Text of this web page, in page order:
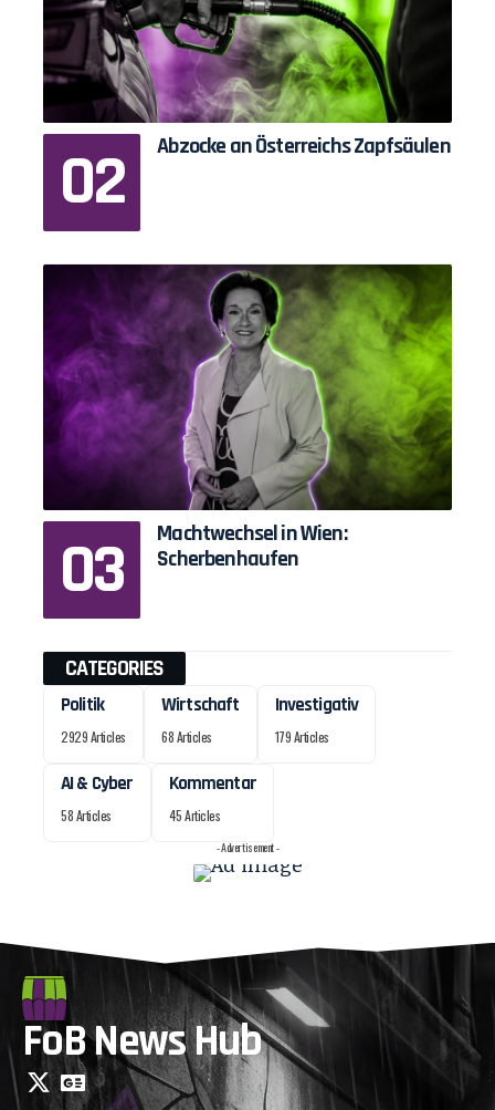
Abzocke an Österreichs Zapfsäulen
Machtwechsel in Wien:
Scherbenhaufen
CATEGORIES
Politik
2929 Articles
Wirtschaft
68 Articles
Investigativ
179 Articles
AI & Cyber
58 Articles
Kommentar
45 Articles
- Advertisement -
FoB News Hub